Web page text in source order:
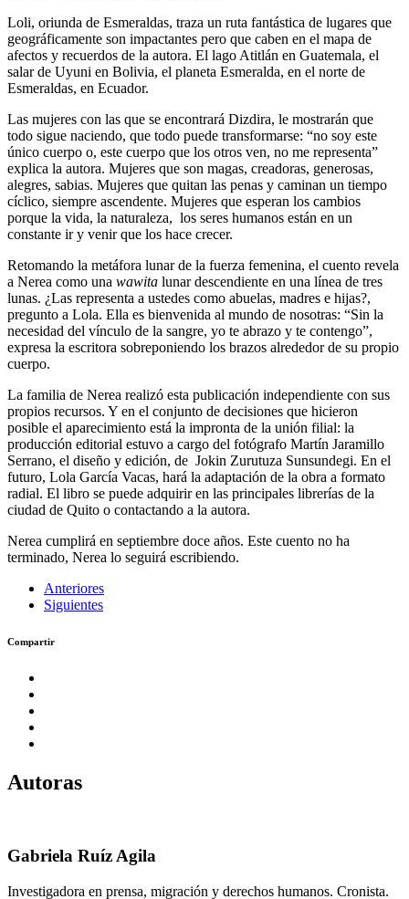
Loli, oriunda de Esmeraldas, traza un ruta fantástica de lugares que
geográficamente son impactantes pero que caben en el mapa de
afectos y recuerdos de la autora. El lago Atitlán en Guatemala, el
salar de Uyuni en Bolivia, el planeta Esmeralda, en el norte de
Esmeraldas, en Ecuador.
Las mujeres con las que se encontrará Dizdira, le mostrarán que
todo sigue naciendo, que todo puede transformarse: “no soy este
único cuerpo o, este cuerpo que los otros ven, no me representa”
explica la autora. Mujeres que son magas, creadoras, generosas,
alegres, sabias. Mujeres que quitan las penas y caminan un tiempo
cíclico, siempre ascendente. Mujeres que esperan los cambios
porque la vida, la naturaleza, los seres humanos están en un
constante ir y venir que los hace crecer.
Retomando la metáfora lunar de la fuerza femenina, el cuento revela
a Nerea como una wawita lunar descendiente en una línea de tres
lunas. ¿Las representa a ustedes como abuelas, madres e hijas?,
pregunto a Lola. Ella es bienvenida al mundo de nosotras: “Sin la
necesidad del vínculo de la sangre, yo te abrazo y te contengo”,
expresa la escritora sobreponiendo los brazos alrededor de su propio
cuerpo.
La familia de Nerea realizó esta publicación independiente con sus
propios recursos. Y en el conjunto de decisiones que hicieron
posible el aparecimiento está la impronta de la unión filial: la
producción editorial estuvo a cargo del fotógrafo Martín Jaramillo
Serrano, el diseño y edición, de Jokin Zurutuza Sunsundegi. En el
futuro, Lola García Vacas, hará la adaptación de la obra a formato
radial. El libro se puede adquirir en las principales librerías de la
ciudad de Quito o contactando a la autora.
Nerea cumplirá en septiembre doce años. Este cuento no ha
terminado, Nerea lo seguirá escribiendo.
Anteriores
Siguientes
Compartir
Autoras
Gabriela Ruíz Agila
Investigadora en prensa, migración y derechos humanos. Cronista.